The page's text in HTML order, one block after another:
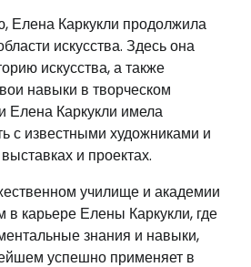
Елена Каркукли продолжила
искусства. Здесь она
искусства, а также
навыки в творческом
Елена Каркукли имела
с известными художниками и
и проектах.
училище и академии
карьере Елены Каркукли, где
знания и навыки,
успешно применяет в